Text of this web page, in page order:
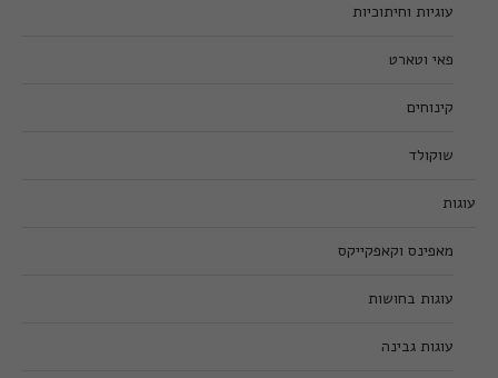
עוגיות וחיתוכיות
פאי וטארט
קינוחים
שוקולד
עוגות
מאפינס וקאפקייקס
עוגות בחושות
עוגות גבינה